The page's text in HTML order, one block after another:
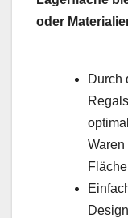
oder
Durch